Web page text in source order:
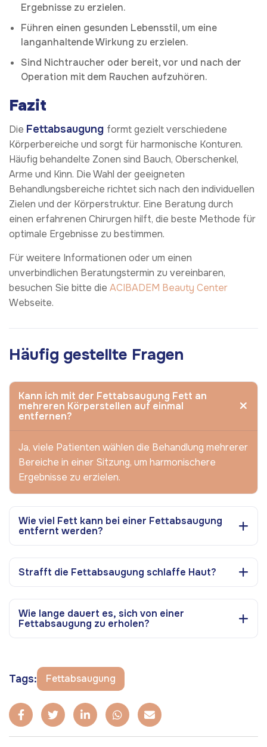
Ergebnisse zu erzielen.
Führen einen gesunden Lebensstil, um eine
langanhaltende Wirkung zu erzielen.
Sind Nichtraucher oder bereit, vor und nach der
Operation mit dem Rauchen aufzuhören.
Fazit
Die Fettabsaugung formt gezielt verschiedene
Körperbereiche und sorgt für harmonische Konturen.
Häufig behandelte Zonen sind Bauch, Oberschenkel,
Arme und Kinn. Die Wahl der geeigneten
Behandlungsbereiche richtet sich nach den individuellen
Zielen und der Körperstruktur. Eine Beratung durch
einen erfahrenen Chirurgen hilft, die beste Methode für
optimale Ergebnisse zu bestimmen.
Für weitere Informationen oder um einen
unverbindlichen Beratungstermin zu vereinbaren,
besuchen Sie bitte die ACIBADEM Beauty Center
Webseite.
Häufig gestellte Fragen
Kann ich mit der Fettabsaugung Fett an
mehreren Körperstellen auf einmal
entfernen?
Ja, viele Patienten wählen die Behandlung mehrerer
Bereiche in einer Sitzung, um harmonischere
Ergebnisse zu erzielen.
Wie viel Fett kann bei einer Fettabsaugung
entfernt werden?
Strafft die Fettabsaugung schlaffe Haut?
Wie lange dauert es, sich von einer
Fettabsaugung zu erholen?
Tags: Fettabsaugung